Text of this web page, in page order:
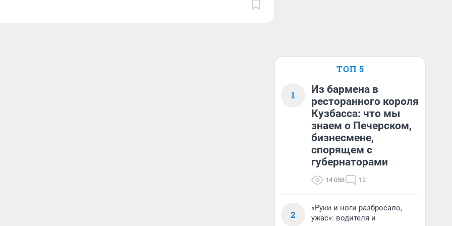
ТОП 5
1
Из бармена в
ресторанного короля
Кузбасса: что мы
знаем о Печерском,
бизнесмене,
спорящем с
губернаторами
14 058 12
2
«Руки и ноги разбросало,
ужас»: водителя и